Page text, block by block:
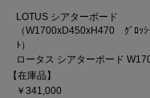
LOTUS シアターボード
（W1700xD450xH470 ｸﾞﾛｯｼ
ﾄ）
ロータス シアターボード
【在庫品】
￥341,000